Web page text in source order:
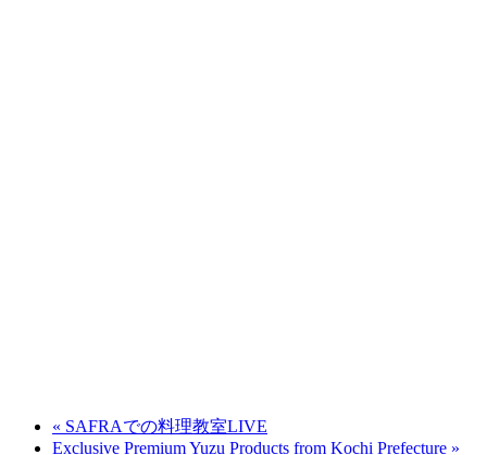
« SAFRAでの料理教室LIVE
Exclusive Premium Yuzu Products from Kochi Prefecture »